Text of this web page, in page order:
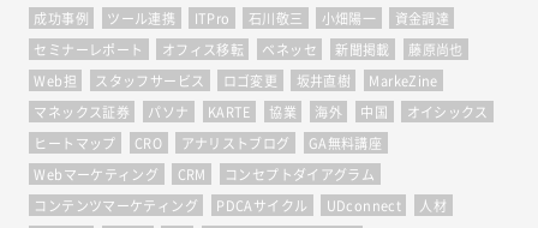
成功事例 ツール連携 ITPro 石川敬三 小畑陽一 資金調達
セミナーレポート オフィス移転 ベネッセ 新聞掲載 藤原尚也
Web担 スタッフサービス ロゴ変更 坂井直樹 MarkeZine
マネックス証券 パソナ KARTE 協業 海外 中国 オイシックス
ヒートマップ CRO アナリストブログ GA無料講座
Webマーケティング CRM コンセプトダイアグラム
コンテンツマーケティング PDCAサイクル UDconnect 人材